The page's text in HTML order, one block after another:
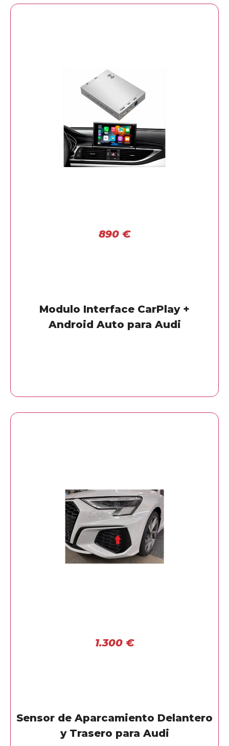
890 €
Modulo Interface CarPlay +
Android Auto para Audi
1.300 €
Sensor de Aparcamiento Delantero
y Trasero para Audi